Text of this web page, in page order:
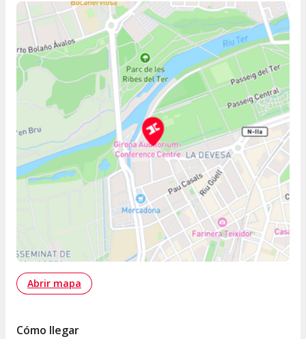
Abrir mapa
Cómo llegar